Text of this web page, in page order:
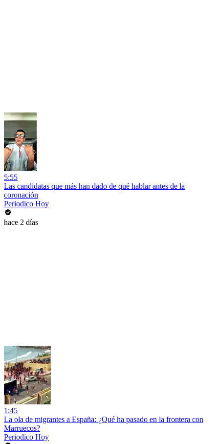
5:55
Las candidatas que más han dado de qué hablar antes de la
coronación
Periodico Hoy
hace 2 días
1:45
La ola de migrantes a España: ¿Qué ha pasado en la frontera con
Marruecos?
Periodico Hoy